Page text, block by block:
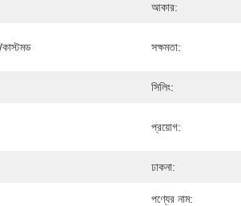
আকার:
সক্ষমতা:
সিলিং:
প্রয়োগ:
ঢাকনা:
পণ্যের নাম: